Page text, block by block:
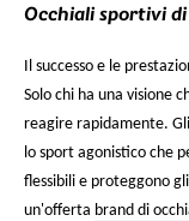
Occhiali sportivi
Il successo e le
Solo chi ha una visione
reagire rapidamente.
lo sport agonistico che
flessibili e proteggono
un'offerta brand di